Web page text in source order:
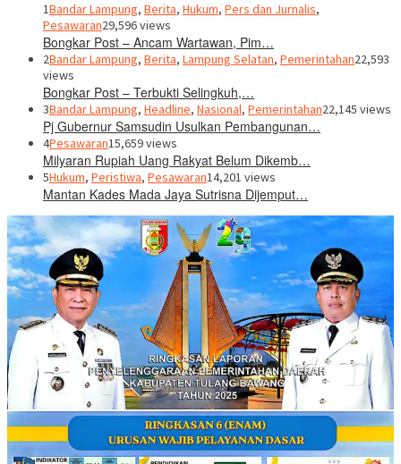
1Bandar Lampung, Berita, Hukum, Pers dan Jurnalis,
Pesawaran29,596 views
Bongkar Post – Ancam Wartawan, Pim…
2Bandar Lampung, Berita, Lampung Selatan, Pemerintahan22,593
views
Bongkar Post – Terbukti Selingkuh,…
3Bandar Lampung, Headline, Nasional, Pemerintahan22,145 views
Pj Gubernur Samsudin Usulkan Pembangunan…
4Pesawaran15,659 views
Milyaran Rupiah Uang Rakyat Belum Dikemb…
5Hukum, Peristiwa, Pesawaran14,201 views
Mantan Kades Mada Jaya Sutrisna Dijemput…